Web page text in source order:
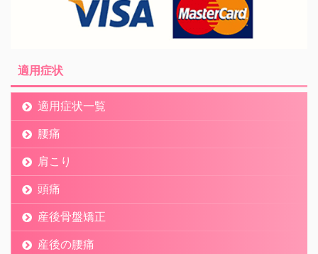
適用症状
適用症状一覧
腰痛
肩こり
頭痛
産後骨盤矯正
産後の腰痛